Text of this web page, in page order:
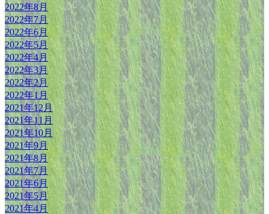
2022年8月
2022年7月
2022年6月
2022年5月
2022年4月
2022年3月
2022年2月
2022年1月
2021年12月
2021年11月
2021年10月
2021年9月
2021年8月
2021年7月
2021年6月
2021年5月
2021年4月